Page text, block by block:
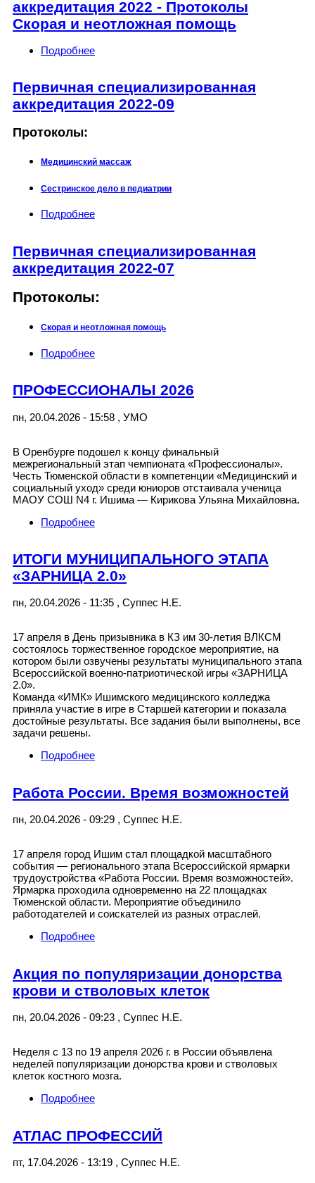
аккредитация 2022 - Протоколы
Скорая и неотложная помощь
Подробнее
Первичная специализированная
аккредитация 2022-09
Протоколы:
Медицинский массаж
Сестринское дело в педиатрии
Подробнее
Первичная специализированная
аккредитация 2022-07
Протоколы:
Скорая и неотложная помощь
Подробнее
ПРОФЕССИОНАЛЫ 2026
пн, 20.04.2026 - 15:58 , УМО
В Оренбурге подошел к концу финальный
межрегиональный этап чемпионата «Профессионалы».
Честь Тюменской области в компетенции «Медицинский и
социальный уход» среди юниоров отстаивала ученица
МАОУ СОШ N4 г. Ишима — Кирикова Ульяна Михайловна.
Подробнее
ИТОГИ МУНИЦИПАЛЬНОГО ЭТАПА
«ЗАРНИЦА 2.0»
пн, 20.04.2026 - 11:35 , Суппес Н.Е.
17 апреля в День призывника в КЗ им 30-летия ВЛКСМ
состоялось торжественное городское мероприятие, на
котором были озвучены результаты муниципального этапа
Всероссийской военно-патриотической игры «ЗАРНИЦА
2.0».
Команда «ИМК» Ишимского медицинского колледжа
приняла участие в игре в Старшей категории и показала
достойные результаты. Все задания были выполнены, все
задачи решены.
Подробнее
Работа России. Время возможностей
пн, 20.04.2026 - 09:29 , Суппес Н.Е.
17 апреля город Ишим стал площадкой масштабного
события — регионального этапа Всероссийской ярмарки
трудоустройства «Работа России. Время возможностей».
Ярмарка проходила одновременно на 22 площадках
Тюменской области. Мероприятие объединило
работодателей и соискателей из разных отраслей.
Подробнее
Акция по популяризации донорства
крови и стволовых клеток
пн, 20.04.2026 - 09:23 , Суппес Н.Е.
Неделя с 13 по 19 апреля 2026 г. в России объявлена
неделей популяризации донорства крови и стволовых
клеток костного мозга.
Подробнее
АТЛАС ПРОФЕССИЙ
пт, 17.04.2026 - 13:19 , Суппес Н.Е.